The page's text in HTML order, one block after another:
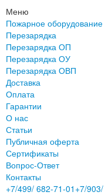
Меню
Пожарное оборудование
Перезарядка
Перезарядка ОП
Перезарядка ОУ
Перезарядка ОВП
Доставка
Оплата
Гарантии
О нас
Статьи
Публичная оферта
Сертификаты
Вопрос-Ответ
Контакты
+7/499/ 682-71-01 +7/903/